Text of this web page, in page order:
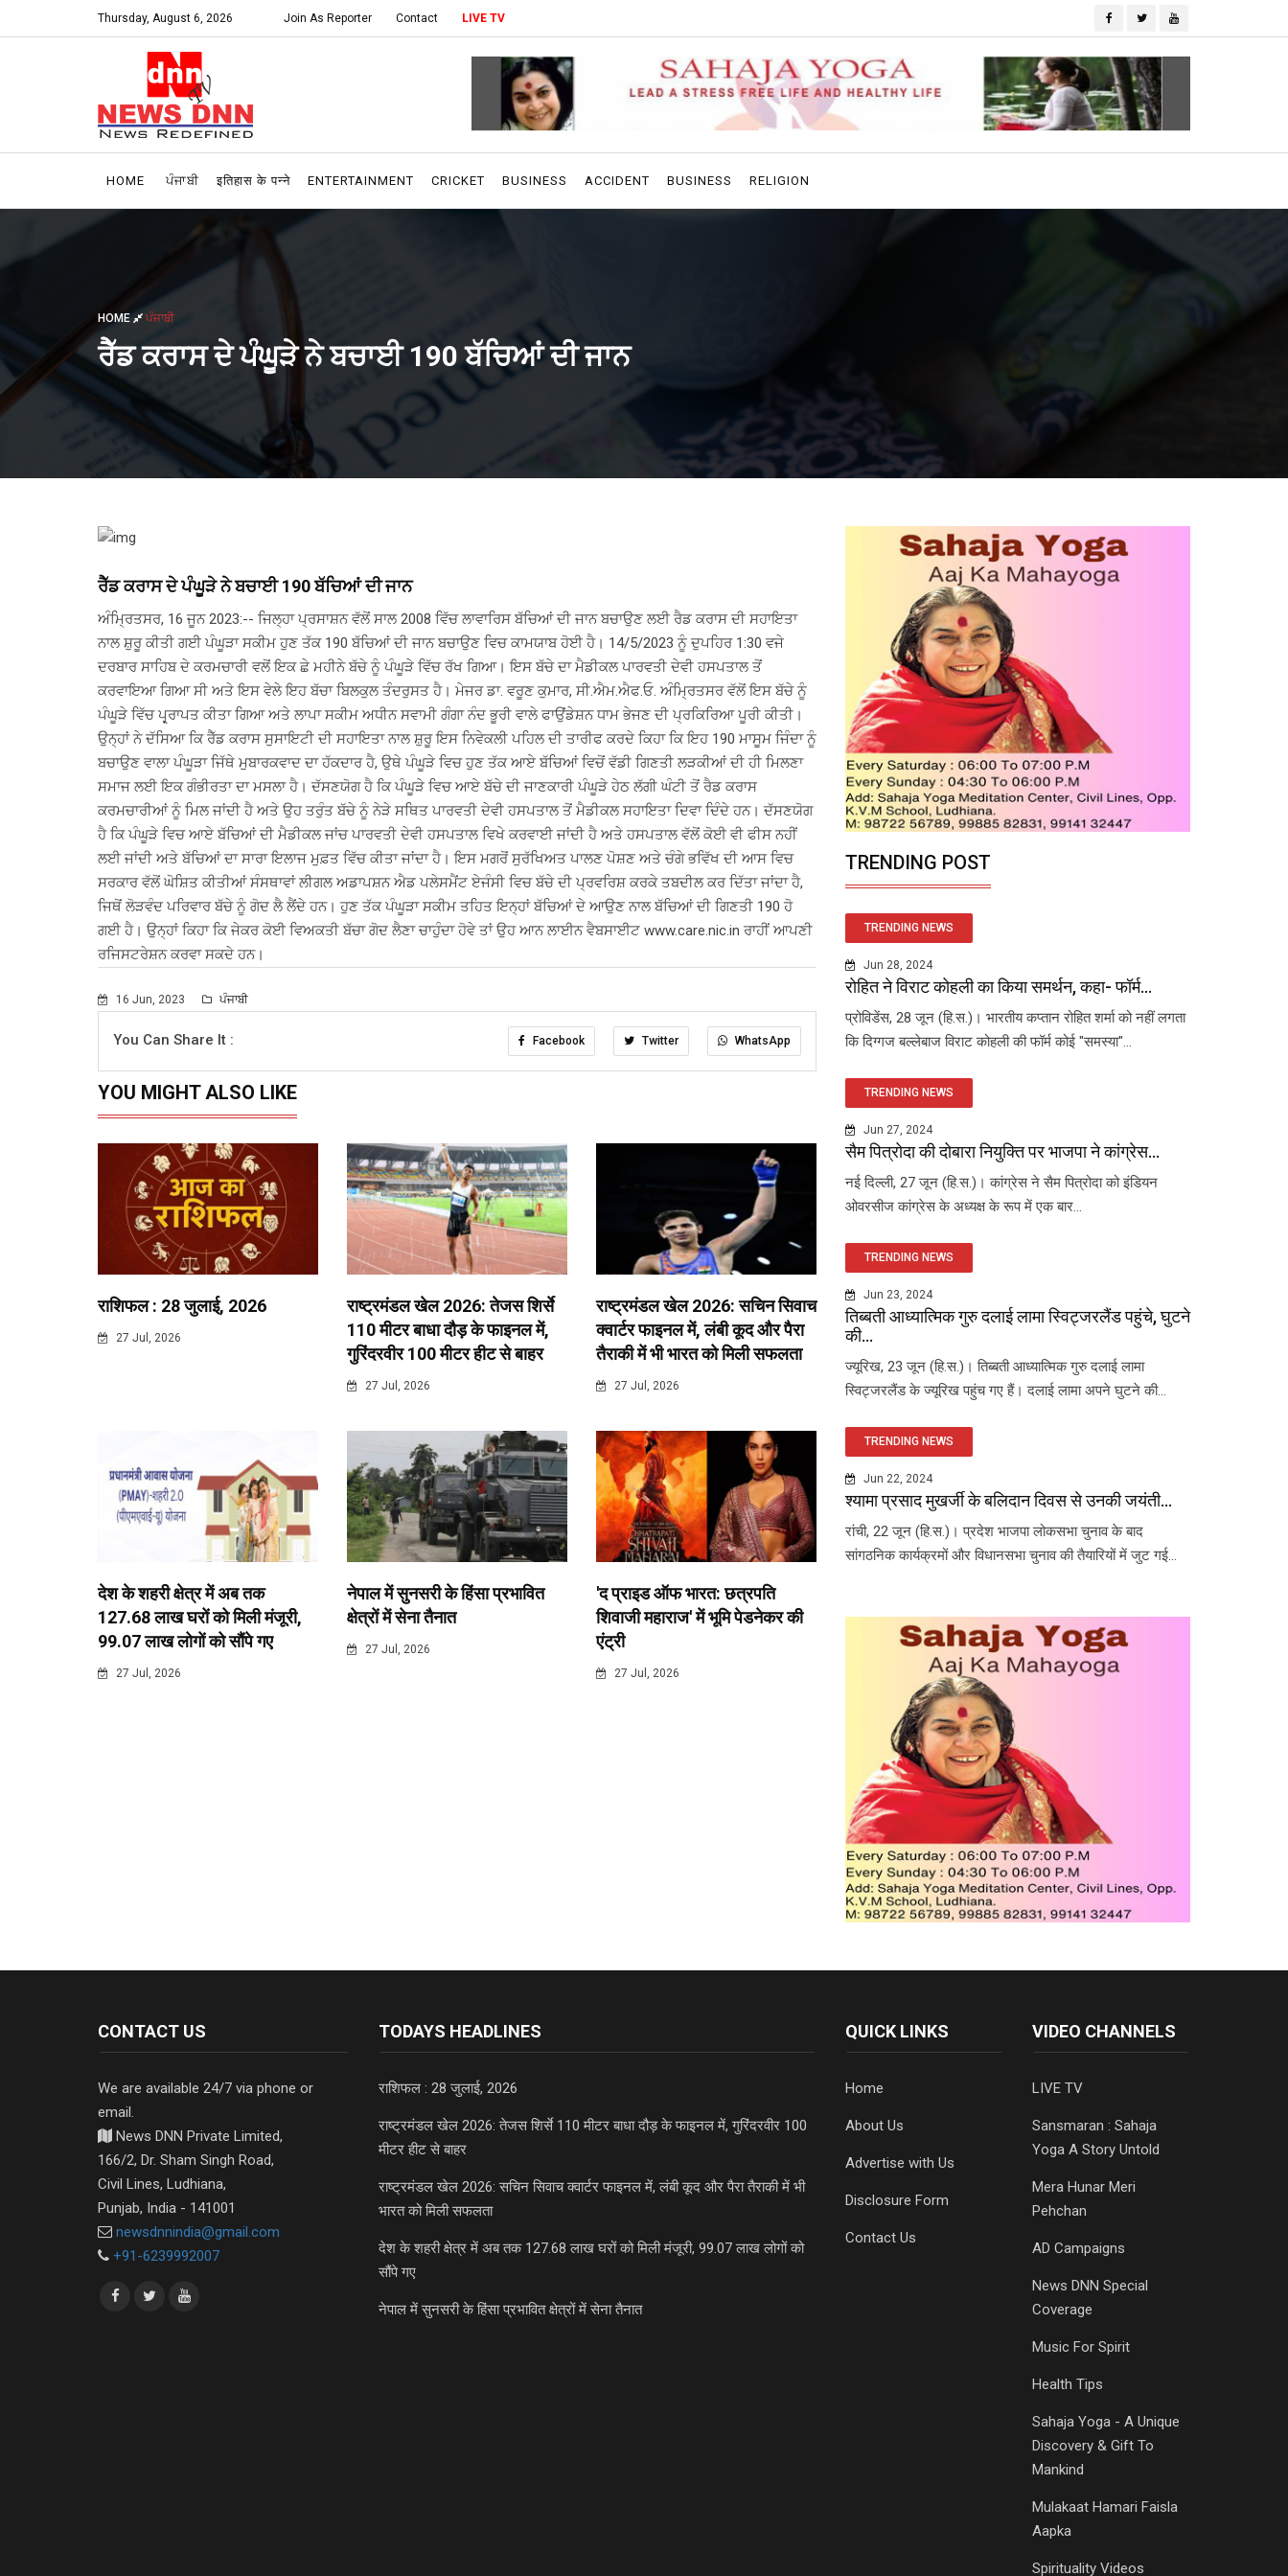
Thursday, August 6, 2026 Join As Reporter Contact LIVE TV
HOME ਪੰਜਾਬੀ इतिहास के पन्ने ENTERTAINMENT CRICKET BUSINESS ACCIDENT BUSINESS RELIGION
HOME ਪੰਜਾਬੀ
ਰੈੱਡ ਕਰਾਸ ਦੇ ਪੰਘੂੜੇ ਨੇ ਬਚਾਈ 190 ਬੱਚਿਆਂ ਦੀ ਜਾਨ
ਰੈੱਡ ਕਰਾਸ ਦੇ ਪੰਘੂੜੇ ਨੇ ਬਚਾਈ 190 ਬੱਚਿਆਂ ਦੀ ਜਾਨ
ਅੰਮ੍ਰਿਤਸਰ, 16 ਜੂਨ 2023:-- ਜਿਲ੍ਹਾ ਪ੍ਰਸਾਸ਼ਨ ਵੱਲੋਂ ਸਾਲ 2008 ਵਿੱਚ ਲਾਵਾਰਿਸ ਬੱਚਿਆਂ ਦੀ ਜਾਨ ਬਚਾਉਣ ਲਈ ਰੈਡ ਕਰਾਸ ਦੀ ਸਹਾਇਤਾ
ਨਾਲ ਸ਼ੁਰੂ ਕੀਤੀ ਗਈ ਪੰਘੂੜਾ ਸਕੀਮ ਹੁਣ ਤੱਕ 190 ਬੱਚਿਆਂ ਦੀ ਜਾਨ ਬਚਾਉਣ ਵਿਚ ਕਾਮਯਾਬ ਹੋਈ ਹੈ। 14/5/2023 ਨੂੰ ਦੁਪਹਿਰ 1:30 ਵਜੇ
ਦਰਬਾਰ ਸਾਹਿਬ ਦੇ ਕਰਮਚਾਰੀ ਵਲੋਂ ਇਕ ਛੇ ਮਹੀਨੇ ਬੱਚੇ ਨੂੰ ਪੰਘੂੜੇ ਵਿੱਚ ਰੱਖ ਗਿਆ। ਇਸ ਬੱਚੇ ਦਾ ਮੈਡੀਕਲ ਪਾਰਵਤੀ ਦੇਵੀ ਹਸਪਤਾਲ ਤੋਂ
ਕਰਵਾਇਆ ਗਿਆ ਸੀ ਅਤੇ ਇਸ ਵੇਲੇ ਇਹ ਬੱਚਾ ਬਿਲਕੁਲ ਤੰਦਰੁਸਤ ਹੈ। ਮੇਜਰ ਡਾ. ਵਰੂਣ ਕੁਮਾਰ, ਸੀ.ਐਮ.ਐਫ.ਓ. ਅੰਮ੍ਰਿਤਸਰ ਵੱਲੋਂ ਇਸ ਬੱਚੇ ਨੂੰ
ਪੰਘੂੜੇ ਵਿੱਚ ਪ੍ਰ੍ਰਾਪਤ ਕੀਤਾ ਗਿਆ ਅਤੇ ਲਾਪਾ ਸਕੀਮ ਅਧੀਨ ਸਵਾਮੀ ਗੰਗਾ ਨੰਦ ਭੂਰੀ ਵਾਲੇ ਫਾਉਂਡੇਸ਼ਨ ਧਾਮ ਭੇਜਣ ਦੀ ਪ੍ਰਕਿਰਿਆ ਪੂਰੀ ਕੀਤੀ।
ਉਨ੍ਹਾਂ ਨੇ ਦੱਸਿਆ ਕਿ ਰੈੱਡ ਕਰਾਸ ਸੁਸਾਇਟੀ ਦੀ ਸਹਾਇਤਾ ਨਾਲ ਸ਼ੁਰੂ ਇਸ ਨਿਵੇਕਲੀ ਪਹਿਲ ਦੀ ਤਾਰੀਫ ਕਰਦੇ ਕਿਹਾ ਕਿ ਇਹ 190 ਮਾਸੂਮ ਜਿੰਦਾ ਨੂੰ
ਬਚਾਉਣ ਵਾਲਾ ਪੰਘੂੜਾ ਜਿੱਥੇ ਮੁਬਾਰਕਵਾਦ ਦਾ ਹੱਕਦਾਰ ਹੈ, ਉਥੇ ਪੰਘੂੜੇ ਵਿਚ ਹੁਣ ਤੱਕ ਆਏ ਬੱਚਿਆਂ ਵਿਚੋਂ ਵੱਡੀ ਗਿਣਤੀ ਲੜਕੀਆਂ ਦੀ ਹੀ ਮਿਲਣਾ
ਸਮਾਜ ਲਈ ਇਕ ਗੰਭੀਰਤਾ ਦਾ ਮਸਲਾ ਹੈ। ਦੱਸਣਯੋਗ ਹੈ ਕਿ ਪੰਘੂੜੇ ਵਿਚ ਆਏ ਬੱਚੇ ਦੀ ਜਾਣਕਾਰੀ ਪੰਘੂੜੇ ਹੇਠ ਲੱਗੀ ਘੰਟੀ ਤੋਂ ਰੈਡ ਕਰਾਸ
ਕਰਮਚਾਰੀਆਂ ਨੂੰ ਮਿਲ ਜਾਂਦੀ ਹੈ ਅਤੇ ਉਹ ਤਰੁੰਤ ਬੱਚੇ ਨੂੰ ਨੇੜੇ ਸਥਿਤ ਪਾਰਵਤੀ ਦੇਵੀ ਹਸਪਤਾਲ ਤੋਂ ਮੈਡੀਕਲ ਸਹਾਇਤਾ ਦਿਵਾ ਦਿੰਦੇ ਹਨ। ਦੱਸਣਯੋਗ
ਹੈ ਕਿ ਪੰਘੂੜੇ ਵਿਚ ਆਏ ਬੱਚਿਆਂ ਦੀ ਮੈਡੀਕਲ ਜਾਂਚ ਪਾਰਵਤੀ ਦੇਵੀ ਹਸਪਤਾਲ ਵਿਖੇ ਕਰਵਾਈ ਜਾਂਦੀ ਹੈ ਅਤੇ ਹਸਪਤਾਲ ਵੱਲੋਂ ਕੋਈ ਵੀ ਫੀਸ ਨਹੀਂ
ਲਈ ਜਾਂਦੀ ਅਤੇ ਬੱਚਿਆਂ ਦਾ ਸਾਰਾ ਇਲਾਜ ਮੁਫ਼ਤ ਵਿੱਚ ਕੀਤਾ ਜਾਂਦਾ ਹੈ। ਇਸ ਮਗਰੋਂ ਸੁਰੱਖਿਅਤ ਪਾਲਣ ਪੋਸ਼ਣ ਅਤੇ ਚੰਗੇ ਭਵਿੱਖ ਦੀ ਆਸ ਵਿਚ
ਸਰਕਾਰ ਵੱਲੋਂ ਘੋਸ਼ਿਤ ਕੀਤੀਆਂ ਸੰਸਥਾਵਾਂ ਲੀਗਲ ਅਡਾਪਸ਼ਨ ਐਡ ਪਲੇਸਮੈਂਟ ਏਜੰਸੀ ਵਿਚ ਬੱਚੇ ਦੀ ਪ੍ਰਵਰਿਸ਼ ਕਰਕੇ ਤਬਦੀਲ ਕਰ ਦਿੱਤਾ ਜਾਂਦਾ ਹੈ,
ਜਿਥੋਂ ਲੋੜਵੰਦ ਪਰਿਵਾਰ ਬੱਚੇ ਨੂੰ ਗੋਦ ਲੈ ਲੈਂਦੇ ਹਨ। ਹੁਣ ਤੱਕ ਪੰਘੂੜਾ ਸਕੀਮ ਤਹਿਤ ਇਨ੍ਹਾਂ ਬੱਚਿਆਂ ਦੇ ਆਉਣ ਨਾਲ ਬੱਚਿਆਂ ਦੀ ਗਿਣਤੀ 190 ਹੋ
ਗਈ ਹੈ। ਉਨ੍ਹਾਂ ਕਿਹਾ ਕਿ ਜੇਕਰ ਕੋਈ ਵਿਅਕਤੀ ਬੱਚਾ ਗੋਦ ਲੈਣਾ ਚਾਹੁੰਦਾ ਹੋਵੇ ਤਾਂ ਉਹ ਆਨ ਲਾਈਨ ਵੈਬਸਾਈਟ www.care.nic.in ਰਾਹੀਂ ਆਪਣੀ
ਰਜਿਸਟਰੇਸ਼ਨ ਕਰਵਾ ਸਕਦੇ ਹਨ।
16 Jun, 2023 ਪੰਜਾਬੀ
You Can Share It : Facebook Twitter WhatsApp
YOU MIGHT ALSO LIKE
राशिफल : 28 जुलाई, 2026
27 Jul, 2026
राष्ट्रमंडल खेल 2026: तेजस शिर्से
110 मीटर बाधा दौड़ के फाइनल में,
गुरिंदरवीर 100 मीटर हीट से बाहर
27 Jul, 2026
राष्ट्रमंडल खेल 2026: सचिन सिवाच
क्वार्टर फाइनल में, लंबी कूद और पैरा
तैराकी में भी भारत को मिली सफलता
27 Jul, 2026
देश के शहरी क्षेत्र में अब तक
127.68 लाख घरों को मिली मंजूरी,
99.07 लाख लोगों को सौंपे गए
27 Jul, 2026
नेपाल में सुनसरी के हिंसा प्रभावित
क्षेत्रों में सेना तैनात
27 Jul, 2026
'द प्राइड ऑफ भारत: छत्रपति
शिवाजी महाराज' में भूमि पेडनेकर की
एंट्री
27 Jul, 2026
TRENDING POST
TRENDING NEWS
Jun 28, 2024
रोहित ने विराट कोहली का किया समर्थन, कहा- फॉर्म...
प्रोविडेंस, 28 जून (हि.स.)। भारतीय कप्तान रोहित शर्मा को नहीं लगता
कि दिग्गज बल्लेबाज विराट कोहली की फॉर्म कोई "समस्या"...
TRENDING NEWS
Jun 27, 2024
सैम पित्रोदा की दोबारा नियुक्ति पर भाजपा ने कांग्रेस...
नई दिल्ली, 27 जून (हि.स.)। कांग्रेस ने सैम पित्रोदा को इंडियन
ओवरसीज कांग्रेस के अध्यक्ष के रूप में एक बार...
TRENDING NEWS
Jun 23, 2024
तिब्बती आध्यात्मिक गुरु दलाई लामा स्विट्जरलैंड पहुंचे, घुटने
की...
ज्यूरिख, 23 जून (हि.स.)। तिब्बती आध्यात्मिक गुरु दलाई लामा
स्विट्जरलैंड के ज्यूरिख पहुंच गए हैं। दलाई लामा अपने घुटने की...
TRENDING NEWS
Jun 22, 2024
श्यामा प्रसाद मुखर्जी के बलिदान दिवस से उनकी जयंती...
रांची, 22 जून (हि.स.)। प्रदेश भाजपा लोकसभा चुनाव के बाद
सांगठनिक कार्यक्रमों और विधानसभा चुनाव की तैयारियों में जुट गई...
CONTACT US
We are available 24/7 via phone or
email.
News DNN Private Limited,
166/2, Dr. Sham Singh Road,
Civil Lines, Ludhiana,
Punjab, India - 141001
newsdnnindia@gmail.com
+91-6239992007
TODAYS HEADLINES
राशिफल : 28 जुलाई, 2026
राष्ट्रमंडल खेल 2026: तेजस शिर्से 110 मीटर बाधा दौड़ के फाइनल में, गुरिंदरवीर 100
मीटर हीट से बाहर
राष्ट्रमंडल खेल 2026: सचिन सिवाच क्वार्टर फाइनल में, लंबी कूद और पैरा तैराकी में भी
भारत को मिली सफलता
देश के शहरी क्षेत्र में अब तक 127.68 लाख घरों को मिली मंजूरी, 99.07 लाख लोगों को
सौंपे गए
नेपाल में सुनसरी के हिंसा प्रभावित क्षेत्रों में सेना तैनात
QUICK LINKS
Home
About Us
Advertise with Us
Disclosure Form
Contact Us
VIDEO CHANNELS
LIVE TV
Sansmaran : Sahaja
Yoga A Story Untold
Mera Hunar Meri
Pehchan
AD Campaigns
News DNN Special
Coverage
Music For Spirit
Health Tips
Sahaja Yoga - A Unique
Discovery & Gift To
Mankind
Mulakaat Hamari Faisla
Aapka
Spirituality Videos